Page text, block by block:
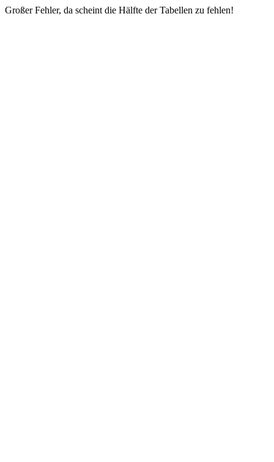
Großer Fehler, da scheint die Hälfte der Tabellen zu fehlen!